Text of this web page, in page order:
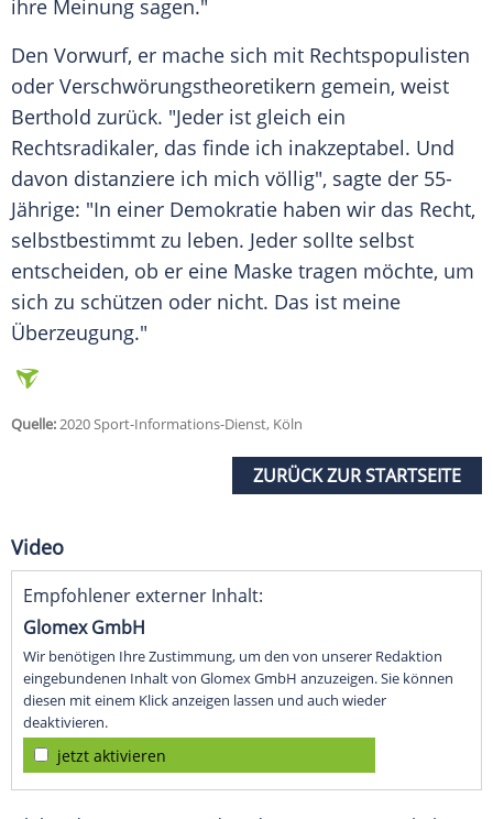
ihre Meinung sagen."
Den Vorwurf, er mache sich mit Rechtspopulisten
oder Verschwörungstheoretikern gemein, weist
Berthold zurück. "Jeder ist gleich ein
Rechtsradikaler, das finde ich inakzeptabel. Und
davon distanziere ich mich völlig", sagte der 55-
Jährige: "In einer Demokratie haben wir das Recht,
selbstbestimmt zu leben. Jeder sollte selbst
entscheiden, ob er eine Maske tragen möchte, um
sich zu schützen oder nicht. Das ist meine
Überzeugung."
Quelle:2020 Sport-Informations-Dienst, Köln
ZURÜCK ZUR STARTSEITE
Video
Empfohlener externer Inhalt:
Glomex GmbH
Wir benötigen Ihre Zustimmung, um den von unserer Redaktion
eingebundenen Inhalt von Glomex GmbH anzuzeigen. Sie können
diesen mit einem Klick anzeigen lassen und auch wieder
deaktivieren.
jetzt aktivieren